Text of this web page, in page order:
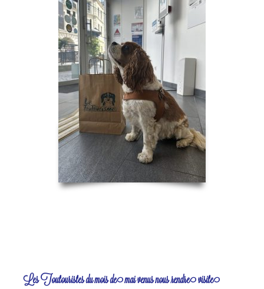
Les Toutouristes du mois de mai venus nous rendre visite